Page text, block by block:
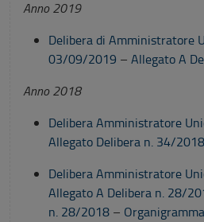
Anno 2019
Delibera di Amministratore
03/09/2019 – Allegato A
Anno 2018
Delibera Amministratore
Allegato Delibera n. 34/2018
Delibera Amministratore
Allegato A Delibera n. 28/
n. 28/2018 –